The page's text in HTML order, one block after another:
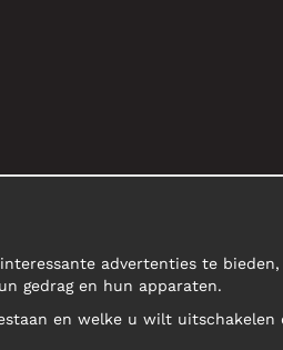
advertenties te
gedrag en hun apparaten.
en welke u wilt